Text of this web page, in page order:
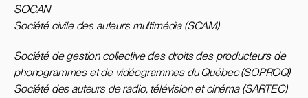
SOCAN
Société civile des auteurs multimédia (SCAM)
Société de gestion collective des droits des producteurs de
phonogrammes et de vidéogrammes du Québec (SOPROQ)
Société des auteurs de radio, télévision et cinéma (SARTEC)